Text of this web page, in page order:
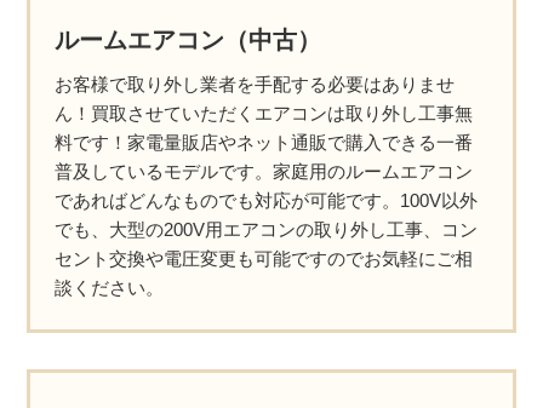
ルームエアコン（中古）
お客様で取り外し業者を手配する必要はありませ
ん！買取させていただくエアコンは取り外し工事無
料です！家電量販店やネット通販で購入できる一番
普及しているモデルです。家庭用のルームエアコン
であればどんなものでも対応が可能です。100V以外
でも、大型の200V用エアコンの取り外し工事、コン
セント交換や電圧変更も可能ですのでお気軽にご相
談ください。